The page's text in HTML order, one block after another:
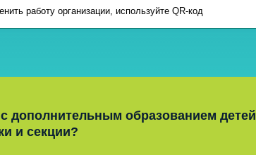
работу организации, используйте QR-код
дополнительным образованием
и секции?